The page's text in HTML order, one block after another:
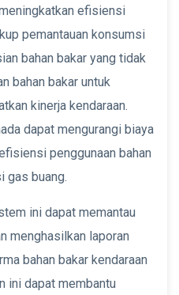
efisiensi
pemantauan konsumsi
bahan bakar yang tidak
bahan bakar untuk
kinerja kendaraan.
dapat mengurangi biaya
penggunaan bahan
gas buang.
ini dapat memantau
menghasilkan laporan
bahan bakar kendaraan
ini dapat membantu